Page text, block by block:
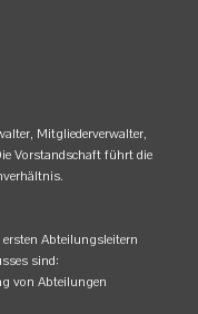
Mitgliederverwalter,
Vorstandschaft führt die
Abteilungsleitern
sind:
von Abteilungen